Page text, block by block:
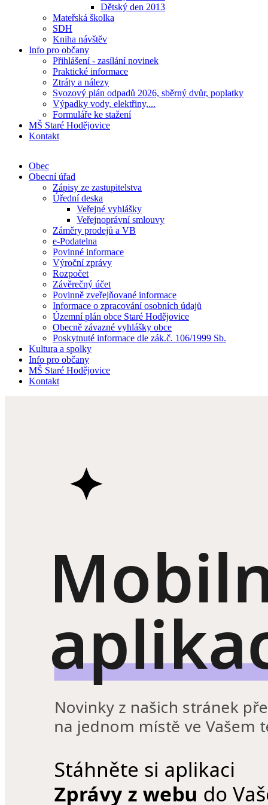
Dětský den 2013
Mateřská školka
SDH
Kniha návštěv
Info pro občany
Přihlášení - zasílání novinek
Praktické informace
Ztráty a nálezy
Svozový plán odpadů 2026, sběrný dvůr, poplatky
Výpadky vody, elektřiny,...
Formuláře ke stažení
MŠ Staré Hodějovice
Kontakt
Obec
Obecní úřad
Zápisy ze zastupitelstva
Úřední deska
Veřejné vyhlášky
Veřejnoprávní smlouvy
Záměry prodejů a VB
e-Podatelna
Povinné informace
Výroční zprávy
Rozpočet
Závěrečný účet
Povinně zveřejňované informace
Informace o zpracování osobních údajů
Územní plán obce Staré Hodějovice
Obecně závazné vyhlášky obce
Poskytnuté informace dle zák.č. 106/1999 Sb.
Kultura a spolky
Info pro občany
MŠ Staré Hodějovice
Kontakt